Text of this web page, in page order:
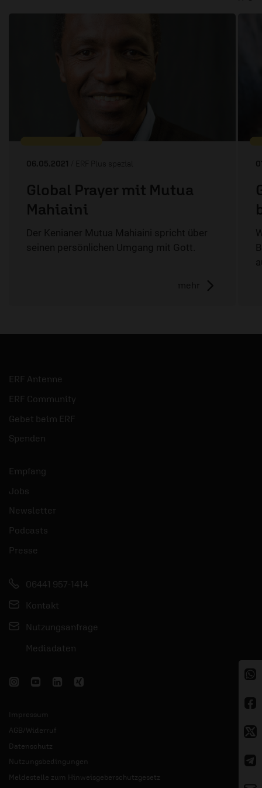
06.05.2021 / ERF Plus spezial
Global Prayer mit Mutua
Mahiaini
Der Kenianer Mutua Mahiaini spricht über
seinen persönlichen Umgang mit Gott.
mehr
ERF Antenne
ERF Community
Gebet beim ERF
Spenden
Empfang
Jobs
Newsletter
Podcasts
Presse
06441 957-1414
Kontakt
Nutzungsanfrage
Mediadaten
Impressum
AGB/Widerruf
Datenschutz
Nutzungsbedingungen
Meldestelle zum Hinweisgeberschutzgesetz